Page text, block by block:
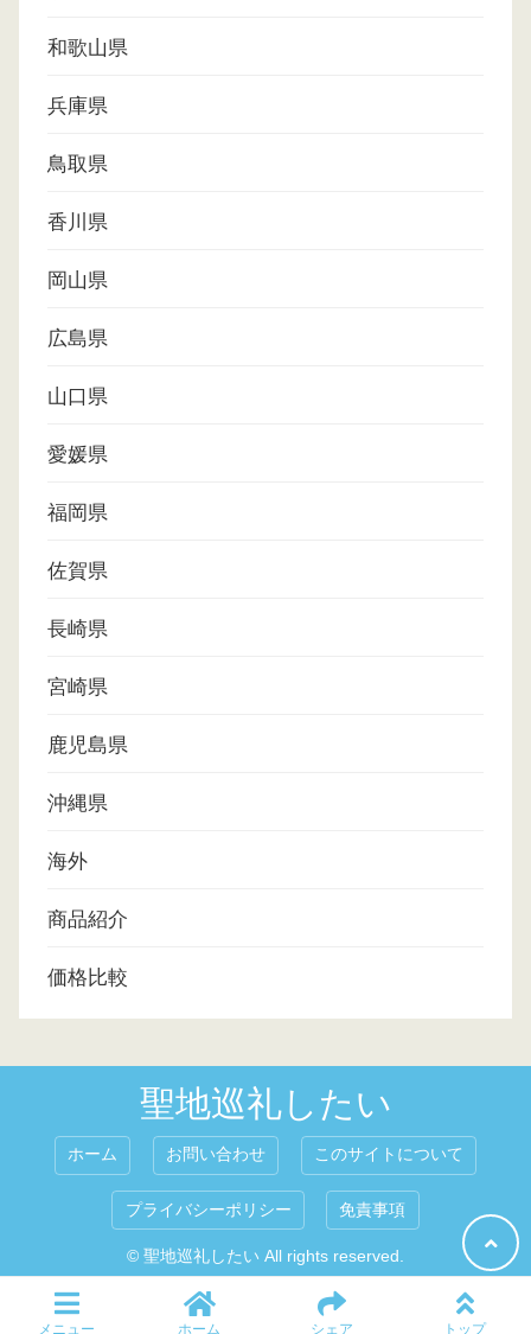
和歌山県
兵庫県
鳥取県
香川県
岡山県
広島県
山口県
愛媛県
福岡県
佐賀県
長崎県
宮崎県
鹿児島県
沖縄県
海外
商品紹介
価格比較
聖地巡礼したい
ホーム お問い合わせ このサイトについて
プライバシーポリシー 免責事項
© 聖地巡礼したい All rights reserved.
メニュー ホーム シェア トップ